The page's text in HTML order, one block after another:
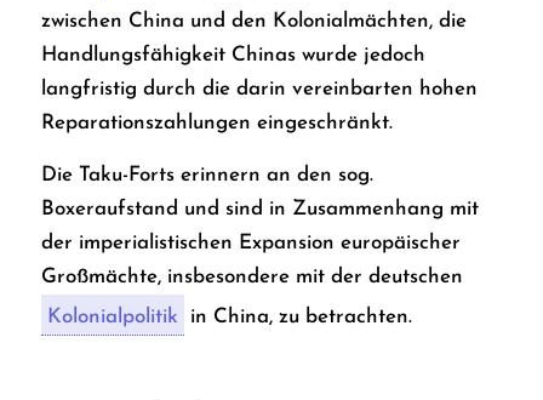
zwischen China und den Kolonialmächten, die
Handlungsfähigkeit Chinas wurde jedoch
langfristig durch die darin vereinbarten hohen
Reparationszahlungen eingeschränkt.
Die Taku-Forts erinnern an den sog.
Boxeraufstand und sind in Zusammenhang mit
der imperialistischen Expansion europäischer
Großmächte, insbesondere mit der deutschen
Kolonialpolitik
in China, zu betrachten.